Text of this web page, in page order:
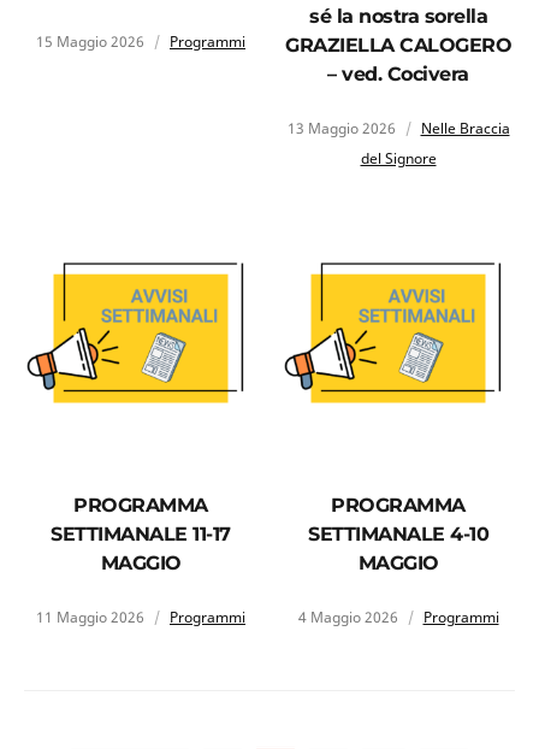
15 Maggio 2026 Programmi
sé la nostra sorella
GRAZIELLA CALOGERO
– ved. Cocivera
13 Maggio 2026
Nelle Braccia
del Signore
PROGRAMMA
SETTIMANALE 11-17
MAGGIO
11 Maggio 2026 Programmi
PROGRAMMA
SETTIMANALE 4-10
MAGGIO
4 Maggio 2026 Programmi